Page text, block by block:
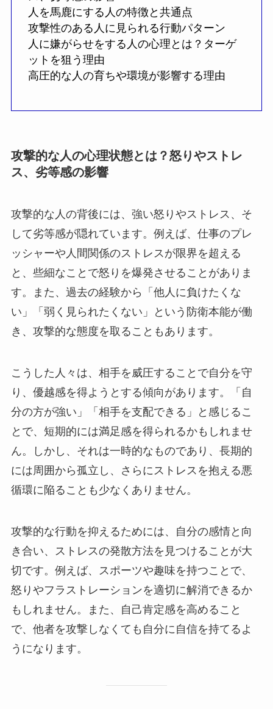
人を馬鹿にする人の特徴と共通点
攻撃性のある人に見られる行動パターン
人に嫌がらせをする人の心理とは？ターゲ
ットを狙う理由
高圧的な人の育ちや環境が影響する理由
攻撃的な人の心理状態とは？怒りやストレ
ス、劣等感の影響
攻撃的な人の背後には、強い怒りやストレス、そ
して劣等感が隠れています。例えば、仕事のプレ
ッシャーや人間関係のストレスが限界を超える
と、些細なことで怒りを爆発させることがありま
す。また、過去の経験から「他人に負けたくな
い」「弱く見られたくない」という防衛本能が働
き、攻撃的な態度を取ることもあります。
こうした人々は、相手を威圧することで自分を守
り、優越感を得ようとする傾向があります。「自
分の方が強い」「相手を支配できる」と感じるこ
とで、短期的には満足感を得られるかもしれませ
ん。しかし、それは一時的なものであり、長期的
には周囲から孤立し、さらにストレスを抱える悪
循環に陥ることも少なくありません。
攻撃的な行動を抑えるためには、自分の感情と向
き合い、ストレスの発散方法を見つけることが大
切です。例えば、スポーツや趣味を持つことで、
怒りやフラストレーションを適切に解消できるか
もしれません。また、自己肯定感を高めること
で、他者を攻撃しなくても自分に自信を持てるよ
うになります。